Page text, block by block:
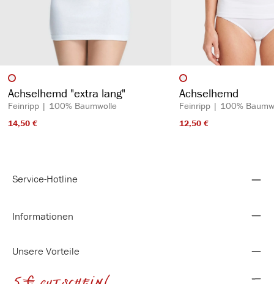
Artikelfarbe
Achselhemd "extra lang"
Feinripp | 100% Baumwolle
14,50 €​
Artikelfarbe
Achselhemd
Feinripp | 100%
12,50 €​
Service-Hotline
Informationen
Unsere Vorteile